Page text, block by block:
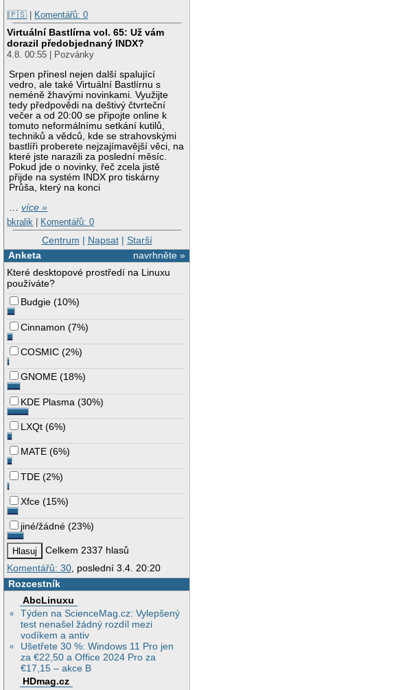
|🇵🇸 | Komentářů: 0
Virtuální Bastlírna vol. 65: Už vám
dorazil předobjednaný INDX?
4.8. 00:55 | Pozvánky
Srpen přinesl nejen další spalující
vedro, ale také Virtuální Bastlírnu s
neméně žhavými novinkami. Využijte
tedy předpovědi na deštivý čtvrteční
večer a od 20:00 se připojte online k
tomuto neformálnímu setkání kutilů,
techniků a vědců, kde se strahovskými
bastlíři proberete nejzajímavější věci, na
které jste narazili za poslední měsíc.
Pokud jde o novinky, řeč zcela jistě
přijde na systém INDX pro tiskárny
Průša, který na konci
…více »
bkralik
Komentářů: 0
Centrum | Napsat| Starší
navrhněte »
Anketa
Které desktopové prostředí na Linuxu
používáte?
Budgie (10%)
Cinnamon (7%)
COSMIC (2%)
GNOME (18%)
KDE Plasma (30%)
LXQt (6%)
MATE (6%)
TDE (2%)
Xfce (15%)
jiné/žádné (23%)
Celkem 2337 hlasů
Komentářů: 30 , poslední 3.4. 20:20
Rozcestník
AbcLinuxu
Týden na ScienceMag.cz: Vylepšený
test nenašel žádný rozdíl mezi
vodíkem a antiv
Ušetřete 30 %: Windows 11 Pro jen
za €22,50 a Office 2024 Pro za
€17,15 – akce B
HDmag.cz